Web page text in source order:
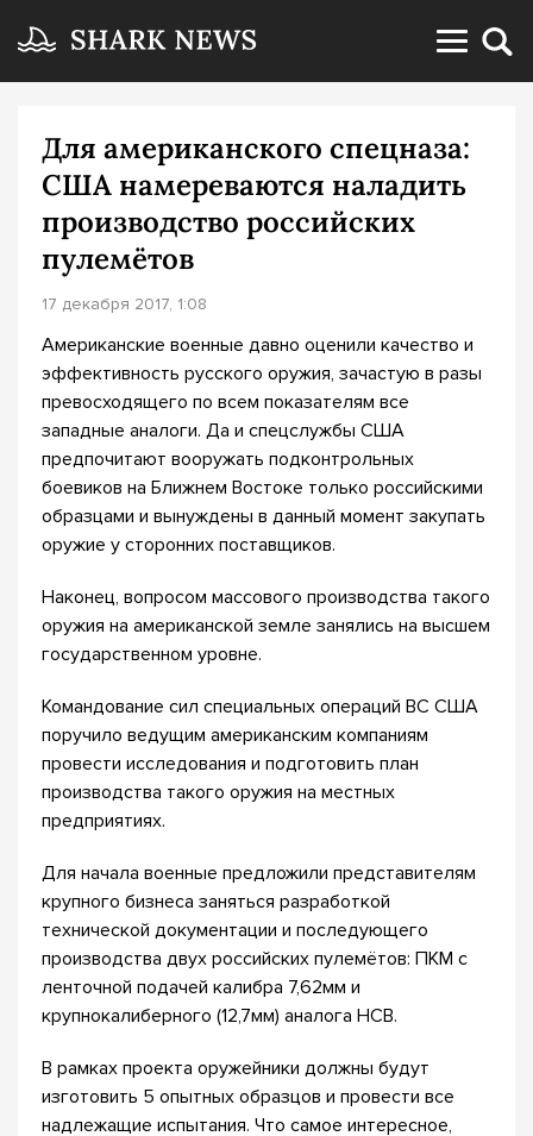
Для американского спецназа:
США намереваются наладить
производство российских
пулемётов
17 декабря 2017, 1:08
Американские военные давно оценили качество и
эффективность русского оружия, зачастую в разы
превосходящего по всем показателям все
западные аналоги. Да и спецслужбы США
предпочитают вооружать подконтрольных
боевиков на Ближнем Востоке только российскими
образцами и вынуждены в данный момент закупать
оружие у сторонних поставщиков.
Наконец, вопросом массового производства такого
оружия на американской земле занялись на высшем
государственном уровне.
Командование сил специальных операций ВС США
поручило ведущим американским компаниям
провести исследования и подготовить план
производства такого оружия на местных
предприятиях.
Для начала военные предложили представителям
крупного бизнеса заняться разработкой
технической документации и последующего
производства двух российских пулемётов: ПКМ с
ленточной подачей калибра 7,62мм и
крупнокалиберного (12,7мм) аналога НСВ.
В рамках проекта оружейники должны будут
изготовить 5 опытных образцов и провести все
надлежащие испытания. Что самое интересное,